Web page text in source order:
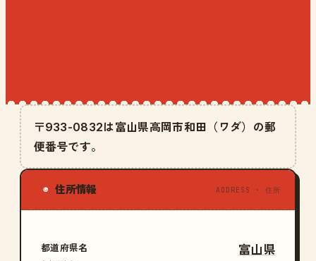
〒933-0832は富山県高岡市和田（ワダ）の郵
便番号です。
◉ 住所情報 ADDRESS · 住所
都道府県名 富山県